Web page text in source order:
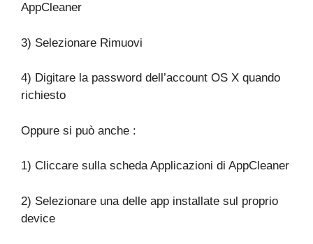
AppCleaner
3) Selezionare Rimuovi
4) Digitare la password dell’account OS X quando
richiesto
Oppure si può anche :
1) Cliccare sulla scheda Applicazioni di AppCleaner
2) Selezionare una delle app installate sul proprio
device